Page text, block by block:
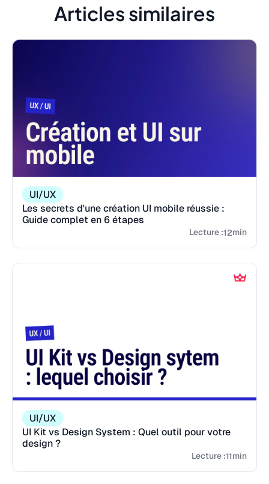
Articles similaires
UI/UX
Les secrets d'une création UI mobile réussie :
Guide complet en 6 étapes
Lecture :12min
UI/UX
UI Kit vs Design System : Quel outil pour votre
design ?
Lecture :11min